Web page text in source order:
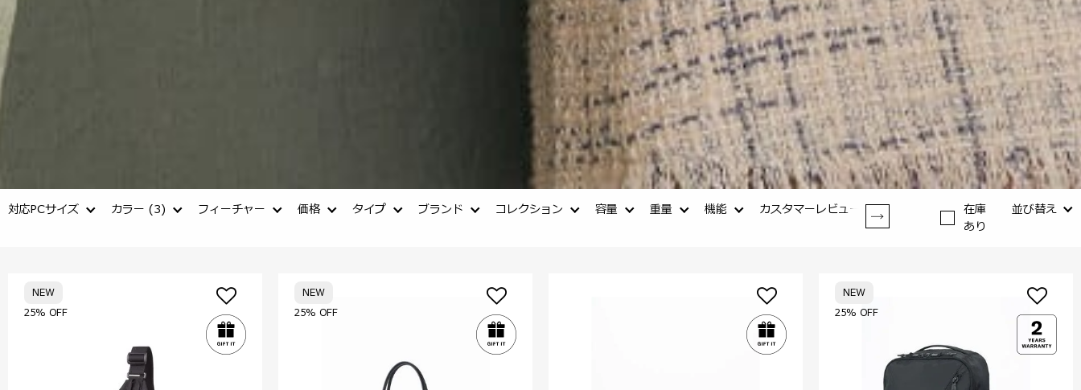
カラー (3) フィーチャー 価格 ブランド コレクション 容量 重量 機能 カスタマーレビュー
タイプ
対応PCサイズ
在庫
あり
並び替え
25% OFF
NEW
25% OFF
NEW
25% OFF
NEW